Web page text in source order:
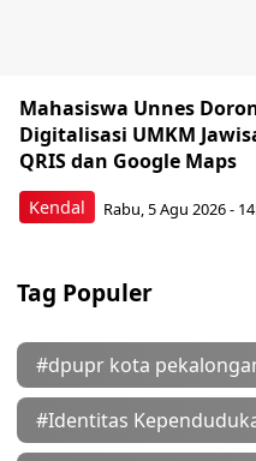
Kendal
Mahasiswa Unnes
Digitalisasi UMKM
QRIS dan Google Maps
Rabu, 5 Agu 2026 -
Tag Populer
#dpupr kota
#Identitas